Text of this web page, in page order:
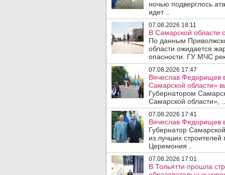
ночью подверглось
идет ..
07.08.2026 18:11
В Самарской области
По данным
области ожидается
опасности. ГУ МЧС
07.08.2026 17:47
Вячеслав Федорищев
Самарской области»
Губернатором
Самарской области», ..
07.08.2026 17:41
Вячеслав Федорищев
Губернатор
из лучших
Церемония ..
07.08.2026 17:01
В Тольятти прошла